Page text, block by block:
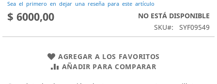
Sea el primero en dejar una reseña para este artículo
$ 6000,00 NO ESTÁ DISPONIBLE
SKU SYF09549
AGREGAR A LOS FAVORITOS
AÑADIR PARA COMPARAR
la
galería